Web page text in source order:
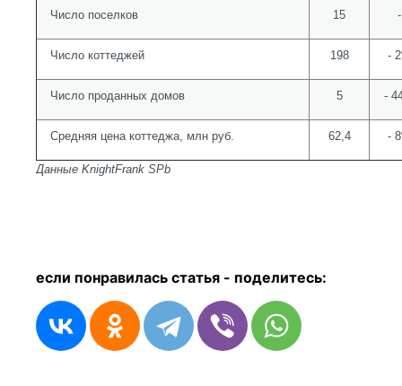
Число поселков 15 -
Число коттеджей 198 -
Число проданных домов 5 -
Средняя цена коттеджа, млн руб. 62,4 -
Данные KnightFrank SPb
если понравилась статья - поделитесь: